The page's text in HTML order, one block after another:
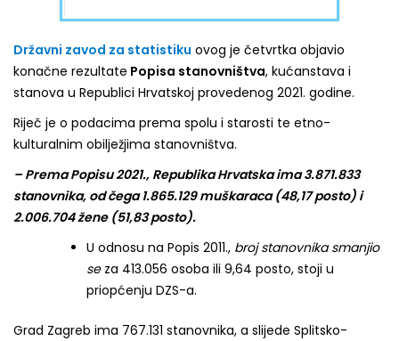
Državni zavod za statistiku ovog je četvrtka objavio
konačne rezultate Popisa stanovništva, kućanstava i
stanova u Republici Hrvatskoj provedenog 2021. godine.
Riječ je o podacima prema spolu i starosti te etno-
kulturalnim obilježjima stanovništva.
– Prema Popisu 2021., Republika Hrvatska ima 3.871.833
stanovnika, od čega 1.865.129 muškaraca (48,17 posto) i
2.006.704 žene (51,83 posto).
U odnosu na Popis 2011., broj stanovnika smanjio
seza 413.056 osoba ili 9,64 posto, stoji u
priopćenju DZS-a.
Grad Zagreb ima 767.131 stanovnika, a slijede Splitsko-